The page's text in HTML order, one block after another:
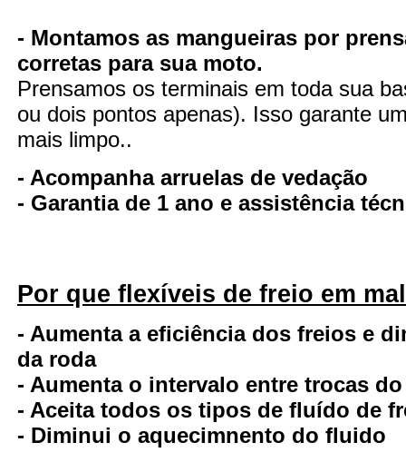
- Montamos as mangueiras por
corretas para sua moto.
Prensamos os terminais em toda sua
ou dois pontos apenas). Isso garante
mais limpo..
- Acompanha arruelas de vedação
- Garantia de 1 ano e assistência
Por que flexíveis de freio em
- Aumenta a eficiência dos freios e
da roda
- Aumenta o intervalo entre trocas
- Aceita todos os tipos de fluído de
- Diminui o aquecimnento do fluido